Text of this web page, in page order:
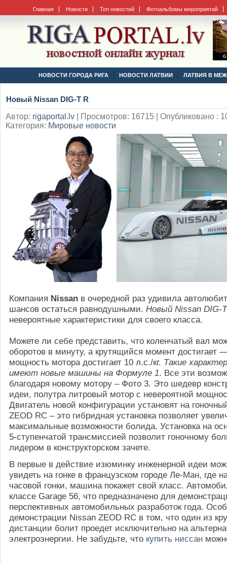
Главная Новости Топ новостей Фотоальбомы мероприятий
НОВОСТИ ГОРОДА РИГА НОВОСТИ ЛАТВИИ ЛАТВИЯ В
Новый Nissan DIG-T R
Автор: rigaportal.lv
Просмотров: 16715 | Опубликовано :
Категория: Мировые новости
Компания Nissan в очередной раз удивила
шансов остаться равнодушными. Новый Nissan DIG-
невероятные характеристики для своего класса.
Можете ли себе представить, что коленчатый вал
оборотов в минуту, а крутящийся момент достигает
мощность мотора достигает 10 л.с./кг. Такие
имеют новые машины на Формуле 1. Все эти
благодаря новому мотору – Фото 3. Это шедевр
идеи, полутра литровый мотор с невероятной
Двигатель новой конфигурации установят на
ZEOD RC – это гибридная установка позволяет
максимальные возможности болида. Установка на
5-ступенчатой трансмиссией позволит гоночному
лидером в конструкторском зачете.
В первые в действие изюминку инженерной идеи
увидеть на гонке в французском городе Ле-Ман, где
часовой гонки, машина покажет свой класс.
классе Garage 56, что предназначено для
перспективных автомобильных разработок года.
демонстрации Nissan ZEOD RC в том, что один из
дистанции болит проедет исключительно на
электроэнергии. Не забудьте, что купить ниссан